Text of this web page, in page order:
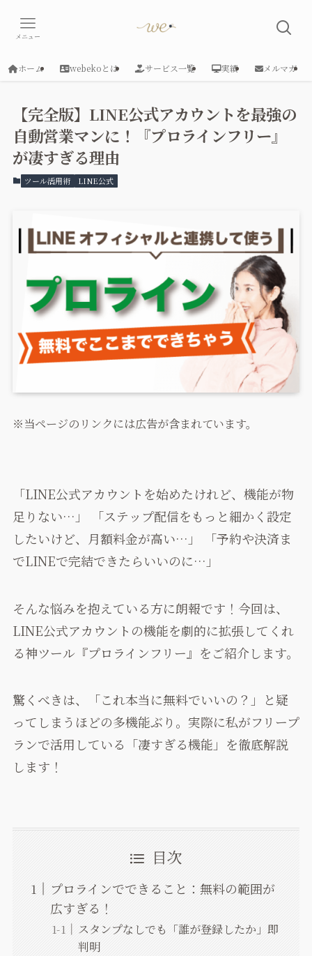
メニュー
ホーム webekoとは サービス一覧 実績 メルマガ
【完全版】LINE公式アカウントを最強の
自動営業マンに！『プロラインフリー』
が凄すぎる理由
ツール活用術 LINE公式
※当ページのリンクには広告が含まれています。
「LINE公式アカウントを始めたけれど、機能が物
足りない…」 「ステップ配信をもっと細かく設定
したいけど、月額料金が高い…」 「予約や決済ま
でLINEで完結できたらいいのに…」
そんな悩みを抱えている方に朗報です！今回は、
LINE公式アカウントの機能を劇的に拡張してくれ
る神ツール『プロラインフリー』をご紹介します。
驚くべきは、「これ本当に無料でいいの？」と疑
ってしまうほどの多機能ぶり。実際に私がフリープ
ランで活用している「凄すぎる機能」を徹底解説
します！
目次
プロラインでできること：無料の範囲が
広すぎる！
スタンプなしでも「誰が登録したか」即
判明